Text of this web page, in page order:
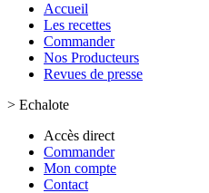
Accueil
Les recettes
Commander
Nos Producteurs
Revues de presse
> Echalote
Accès direct
Commander
Mon compte
Contact